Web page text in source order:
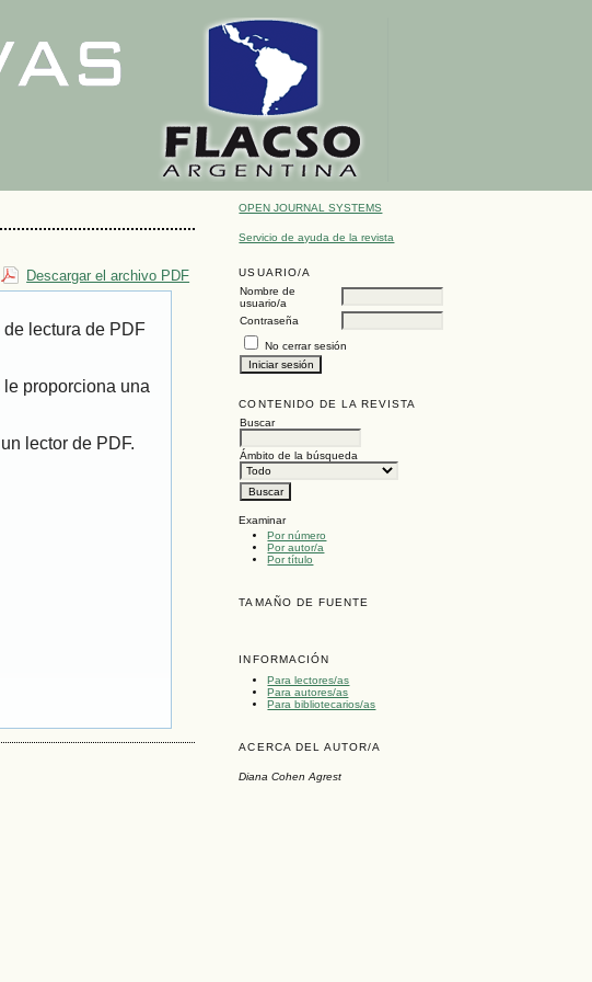
OPEN JOURNAL SYSTEMS
Servicio de ayuda de la revista
USUARIO/A
Nombre de
usuario/a
Contraseña
No cerrar sesión
CONTENIDO DE LA REVISTA
Buscar
Ámbito de la búsqueda
Examinar
Por número
Por autor/a
Por título
TAMAÑO DE FUENTE
INFORMACIÓN
Para lectores/as
Para autores/as
Para bibliotecarios/as
ACERCA DEL AUTOR/A
Diana Cohen Agrest
Descargar el archivo PDF
lectura de PDF
proporciona una
lector de PDF.